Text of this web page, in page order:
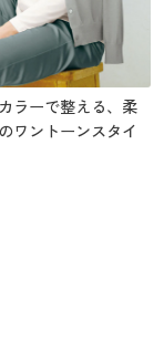
ラーで整える、柔
ワントーンスタイ